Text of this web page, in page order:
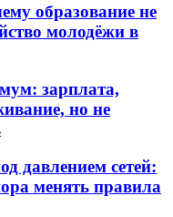
образование не
молодёжи в
зарплата,
но не
давлением сетей:
менять правила